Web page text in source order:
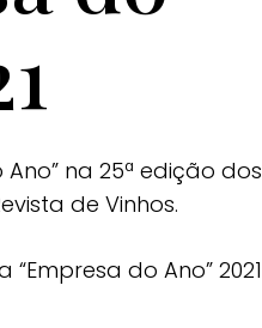
na 25ª edição dos
de Vinhos.
“Empresa do Ano” 2021